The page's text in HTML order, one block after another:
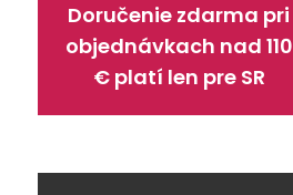
Doručenie zdarma pri
objednávkach nad 110
€ platí len pre SR